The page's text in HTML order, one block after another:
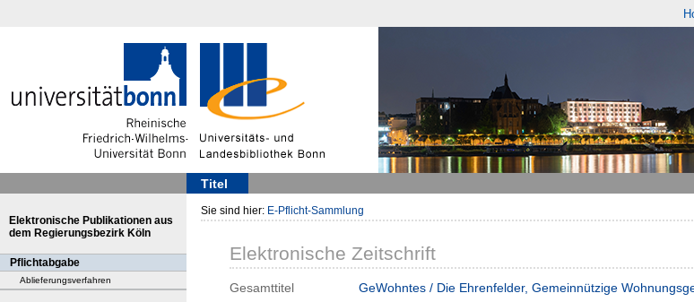
Titel
Elektronische Publikationen aus
dem Regierungsbezirk Köln
Pflichtabgabe
Ablieferungsverfahren
Sie sind hier: E-Pflicht-Sammlung
Elektronische Zeitschrift
Gesamttitel
GeWohntes / Die Ehrenfelder, Gemeinnützige